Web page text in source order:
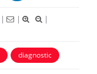
| |
|
diagnostic